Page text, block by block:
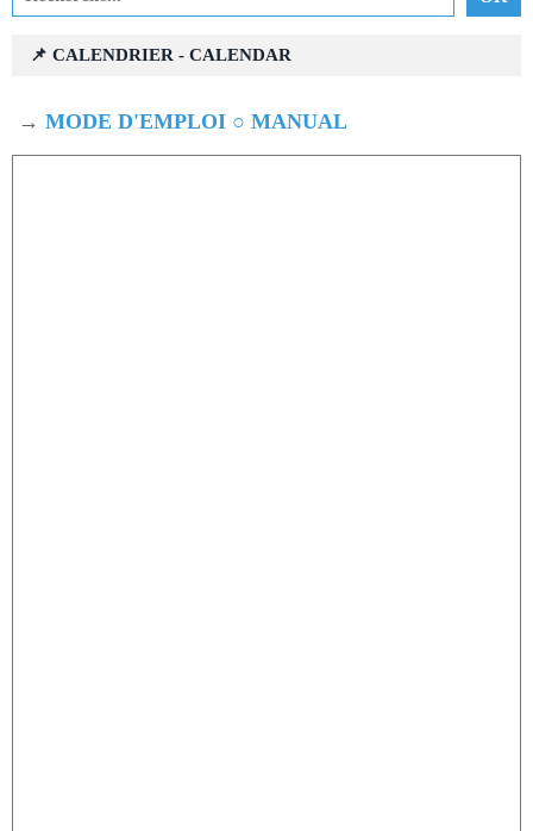
📌 CALENDRIER - CALENDAR
→ MODE D'EMPLOI ○ MANUAL